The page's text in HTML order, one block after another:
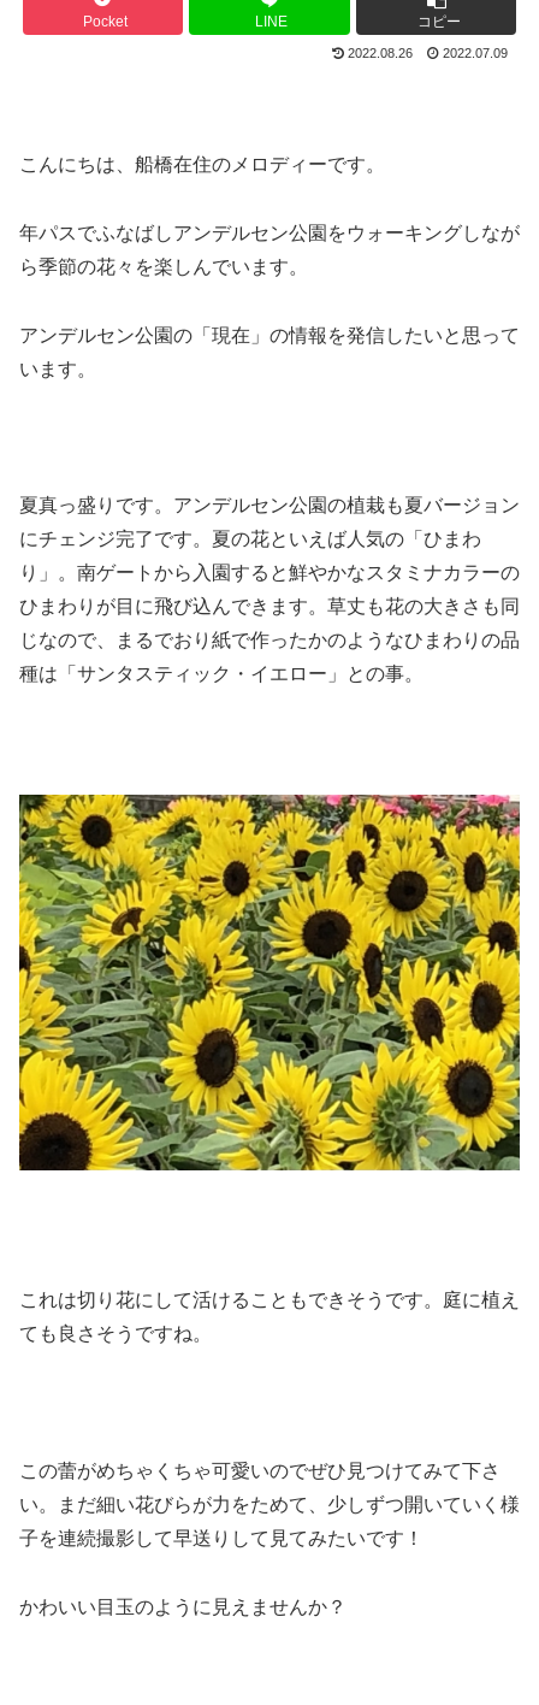
Pocket LINE コピー
2022.08.26 2022.07.09
こんにちは、船橋在住のメロディーです。
年パスでふなばしアンデルセン公園をウォーキングしなが
ら季節の花々を楽しんでいます。
アンデルセン公園の「現在」の情報を発信したいと思って
います。
夏真っ盛りです。アンデルセン公園の植栽も夏バージョン
にチェンジ完了です。夏の花といえば人気の「ひまわ
り」。南ゲートから入園すると鮮やかなスタミナカラーの
ひまわりが目に飛び込んできます。草丈も花の大きさも同
じなので、まるでおり紙で作ったかのようなひまわりの品
種は「サンタスティック・イエロー」との事。
これは切り花にして活けることもできそうです。庭に植え
ても良さそうですね。
この蕾がめちゃくちゃ可愛いのでぜひ見つけてみて下さ
い。まだ細い花びらが力をためて、少しずつ開いていく様
子を連続撮影して早送りして見てみたいです！
かわいい目玉のように見えませんか？